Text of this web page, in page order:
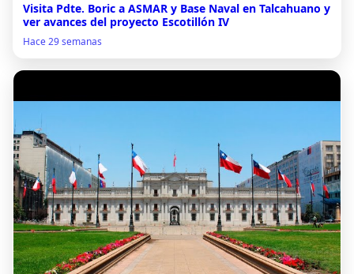
Visita Pdte. Boric a ASMAR y Base Naval en Talcahuano y
ver avances del proyecto Escotillón IV
Hace 29 semanas